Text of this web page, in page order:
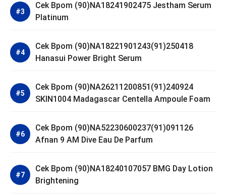
Cek Bpom (90)NA18241902475 Jestham Serum
Platinum
Cek Bpom (90)NA18221901243(91)250418
Hanasui Power Bright Serum
Cek Bpom (90)NA26211200851(91)240924
SKIN1004 Madagascar Centella Ampoule Foam
Cek Bpom (90)NA52230600237(91)091126
Afnan 9 AM Dive Eau De Parfum
Cek Bpom (90)NA18240107057 BMG Day Lotion
Brightening